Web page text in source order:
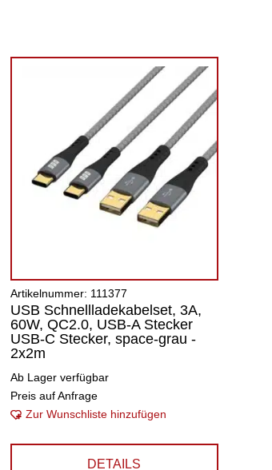
Artikelnummer: 111377
USB Schnellladekabelset, 3A,
60W, QC2.0, USB-A Stecker
USB-C Stecker, space-grau -
2x2m
Ab Lager verfügbar
Preis auf Anfrage
Zur Wunschliste hinzufügen
DETAILS